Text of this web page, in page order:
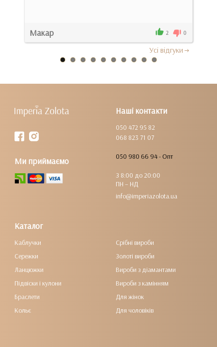
Макар 2 0
Усi вiдгуки
Наші контакти
050 472 95 82
068 823 71 07
050 980 66 94 - Опт
З 8:00 до 20:00
ПН – НД
info@imperiazolota.ua
Ми приймаємо
Каталог
Каблучки
Сережки
Ланцюжки
Підвіски і кулони
Браслети
Кольє
Срібні вироби
Золоті вироби
Вироби з діамантами
Вироби з камінням
Для жінок
Для чоловіків